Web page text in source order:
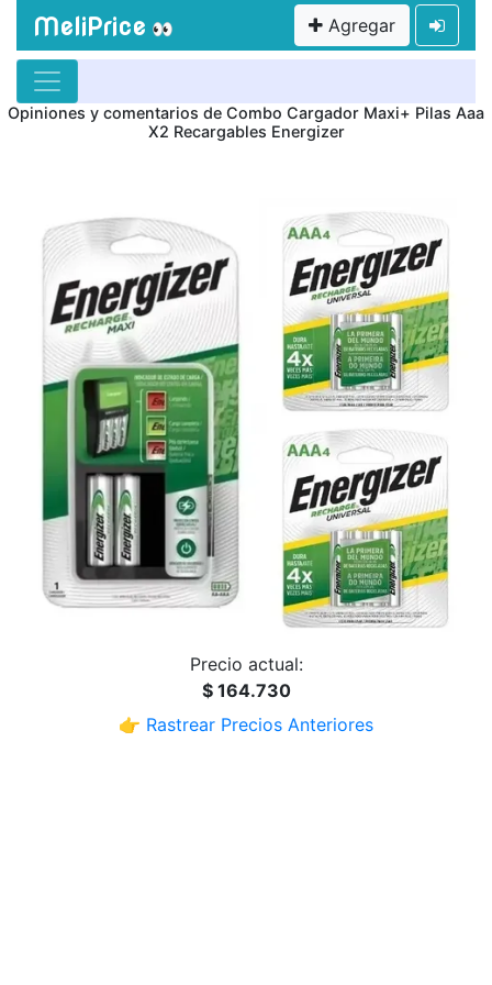
MeliPrice 👀 Agregar
Opiniones y comentarios de Combo Cargador Maxi+ Pilas Aaa
X2 Recargables Energizer
Precio actual:
$ 164.730
👉 Rastrear Precios Anteriores